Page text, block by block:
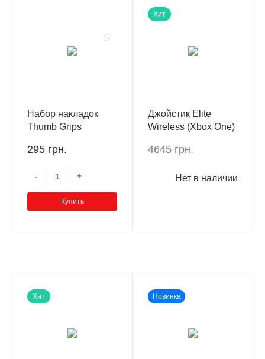
Набор накладок
Thumb Grips
2: Ghost Xbox
295 грн.
- +
Купить
Хит
Джойстик Elite
Wireless (Xbox One)
4645 грн.
Нет в наличии
Хит Новинка